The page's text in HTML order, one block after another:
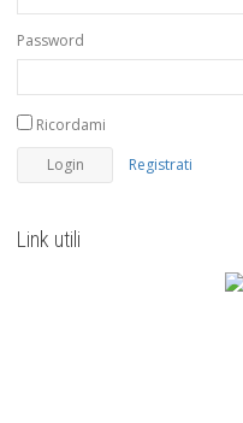
Password
Ricordami
Registrati
Link utili